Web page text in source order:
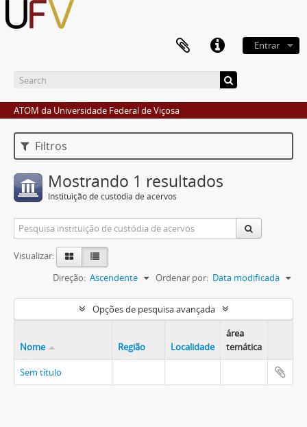
Entrar
ATOM da Universidade Federal de Viçosa
Filtros
Mostrando 1 resultados
Instituição de custódia de acervos
Visualizar:
Ordenar por: Data modificada
Direção: Ascendente
Opções de pesquisa avançada
Nome Região Localidade
área
temática
Sem título